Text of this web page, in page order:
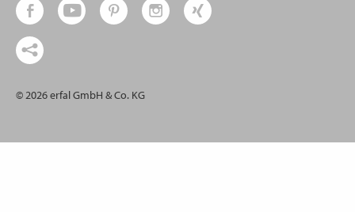
© 2026 erfal GmbH & Co. KG